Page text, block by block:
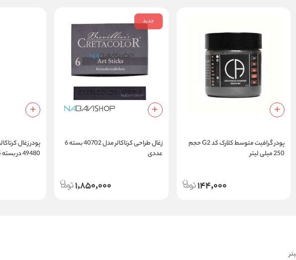
پودر گرافیت متوسط کلارک کد G2 حجم
250 میلی لیتر
144,000
جدید
زغال طراحی کرتاکالر مدل 40702 بسته 6
عددی
1,850,000
پودر زغال
49480 در بسته 175 گرمی